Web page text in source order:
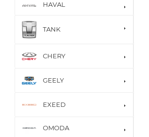
HAVAL
TANK
CHERY
GEELY
EXEED
OMODA